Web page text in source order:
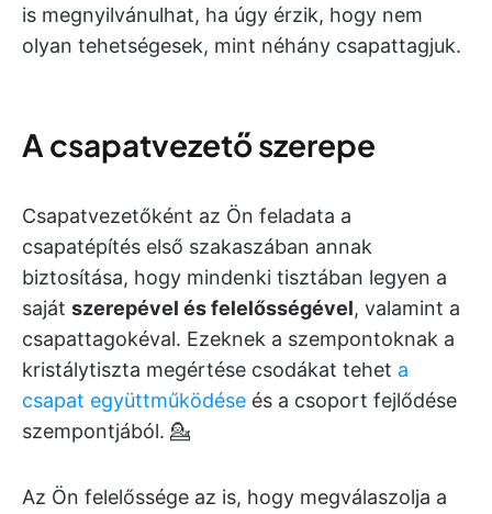
is megnyilvánulhat, ha úgy érzik, hogy nem
olyan tehetségesek, mint néhány csapattagjuk.
A csapatvezető szerepe
Csapatvezetőként az Ön feladata a
csapatépítés első szakaszában annak
biztosítása, hogy mindenki tisztában legyen a
saját szerepével és felelősségével, valamint a
csapattagokéval. Ezeknek a szempontoknak a
kristálytiszta megértése csodákat tehet a
csapat együttműködése és a csoport fejlődése
szempontjából. 💁
Az Ön felelőssége az is, hogy megválaszolja a